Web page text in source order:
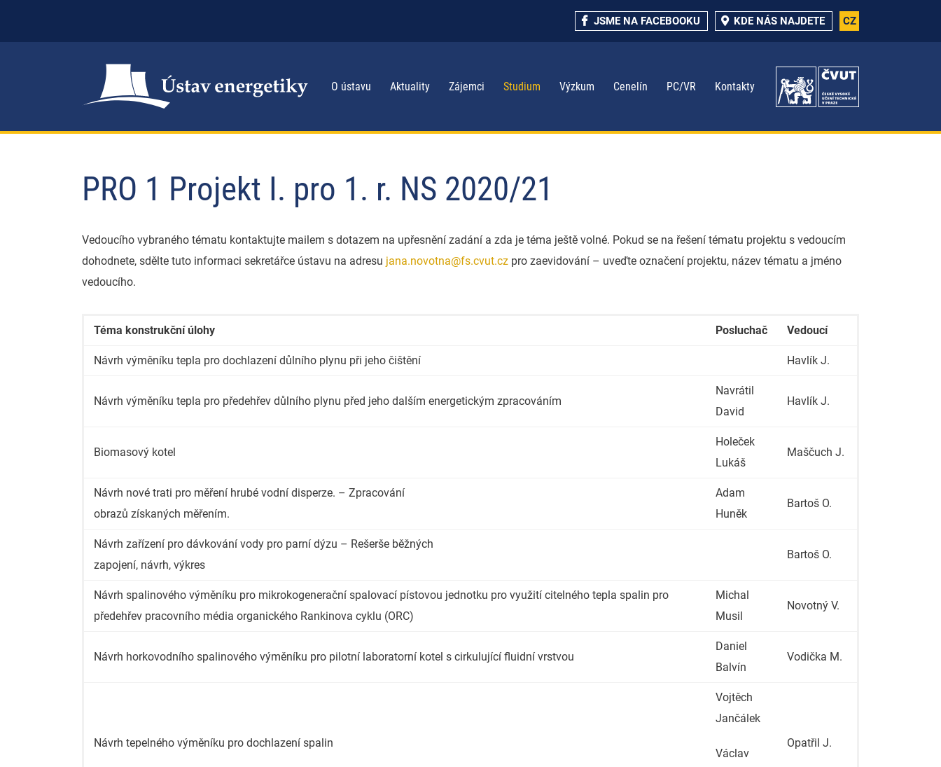
JSME NA FACEBOOKU KDE NÁS NAJDETE CZ
O ústavu Aktuality Zájemci Studium Výzkum Cenelín PC/VR Kontakty
PRO 1 Projekt I. pro 1. r. NS 2020/21
Vedoucího vybraného tématu kontaktujte mailem s dotazem na upřesnění zadání a zda je téma ještě volné. Pokud se na řešení tématu projektu s vedoucím
dohodnete, sdělte tuto informaci sekretářce ústavu na adresu jana.novotna@fs.cvut.cz pro zaevidování – uveďte označení projektu, název tématu a jméno
vedoucího.
Téma konstrukční úlohy Posluchač Vedoucí
Návrh výměníku tepla pro dochlazení důlního plynu při jeho čištění Havlík J.
Návrh výměníku tepla pro předehřev důlního plynu před jeho dalším energetickým zpracováním
Navrátil
David
Havlík J.
Biomasový kotel
Holeček
Lukáš
Maščuch J.
Návrh nové trati pro měření hrubé vodní disperze. – Zpracování
obrazů získaných měřením.
Adam
Huněk
Bartoš O.
Návrh zařízení pro dávkování vody pro parní dýzu – Rešerše běžných
zapojení, návrh, výkres
Bartoš O.
Návrh spalinového výměníku pro mikrokogenerační spalovací pístovou jednotku pro využití citelného tepla spalin pro
předehřev pracovního média organického Rankinova cyklu (ORC)
Michal
Musil
Novotný V.
Návrh horkovodního spalinového výměníku pro pilotní laboratorní kotel s cirkulující fluidní vrstvou
Daniel
Balvín
Vodička M.
Návrh tepelného výměníku pro dochlazení spalin
Vojtěch
Jančálek
Václav
Opatřil J.